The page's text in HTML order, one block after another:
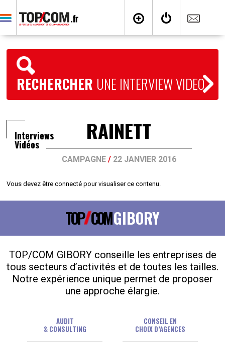
RECHERCHER UNE INTERVIEW VIDEO
Interviews
Vidéos RAINETT
CAMPAGNE/ 22 JANVIER 2016
Vous devez être connecté pour visualiser ce contenu.
TOP COMGIBORY
TOP/COM GIBORY conseille les entreprises de
tous secteurs d’activités et de toutes les tailles.
Notre expérience unique permet de proposer
une approche élargie.
AUDIT
& CONSULTING
CONSEIL EN
CHOIX D’AGENCES